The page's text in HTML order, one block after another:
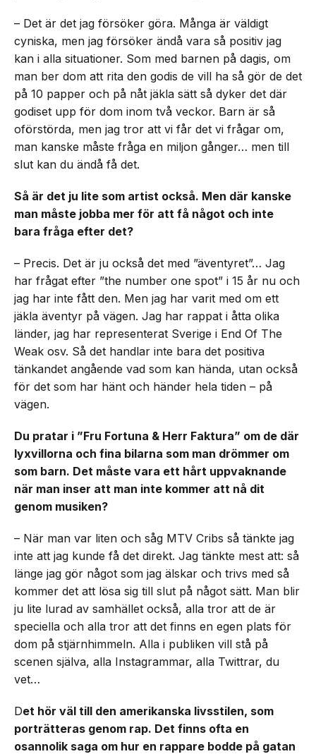
– Det är det jag försöker göra. Många är väldigt
cyniska, men jag försöker ändå vara så positiv jag
kan i alla situationer. Som med barnen på dagis, om
man ber dom att rita den godis de vill ha så gör de det
på 10 papper och på nåt jäkla sätt så dyker det där
godiset upp för dom inom två veckor. Barn är så
oförstörda, men jag tror att vi får det vi frågar om,
man kanske måste fråga en miljon gånger… men till
slut kan du ändå få det.
Så är det ju lite som artist också. Men där kanske
man måste jobba mer för att få något och inte
bara fråga efter det?
– Precis. Det är ju också det med ”äventyret”… Jag
har frågat efter ”the number one spot” i 15 år nu och
jag har inte fått den. Men jag har varit med om ett
jäkla äventyr på vägen. Jag har rappat i åtta olika
länder, jag har representerat Sverige i End Of The
Weak osv. Så det handlar inte bara det positiva
tänkandet angående vad som kan hända, utan också
för det som har hänt och händer hela tiden – på
vägen.
Du pratar i ”Fru Fortuna & Herr Faktura” om de där
lyxvillorna och fina bilarna som man drömmer om
som barn. Det måste vara ett hårt uppvaknande
när man inser att man inte kommer att nå dit
genom musiken?
– När man var liten och såg MTV Cribs så tänkte jag
inte att jag kunde få det direkt. Jag tänkte mest att: så
länge jag gör något som jag älskar och trivs med så
kommer det att lösa sig till slut på något sätt. Man blir
ju lite lurad av samhället också, alla tror att de är
speciella och alla tror att det finns en egen plats för
dom på stjärnhimmeln. Alla i publiken vill stå på
scenen själva, alla Instagrammar, alla Twittrar, du
vet…
Det hör väl till den amerikanska livsstilen, som
porträtteras genom rap. Det finns ofta en
osannolik saga om hur en rappare bodde på gatan